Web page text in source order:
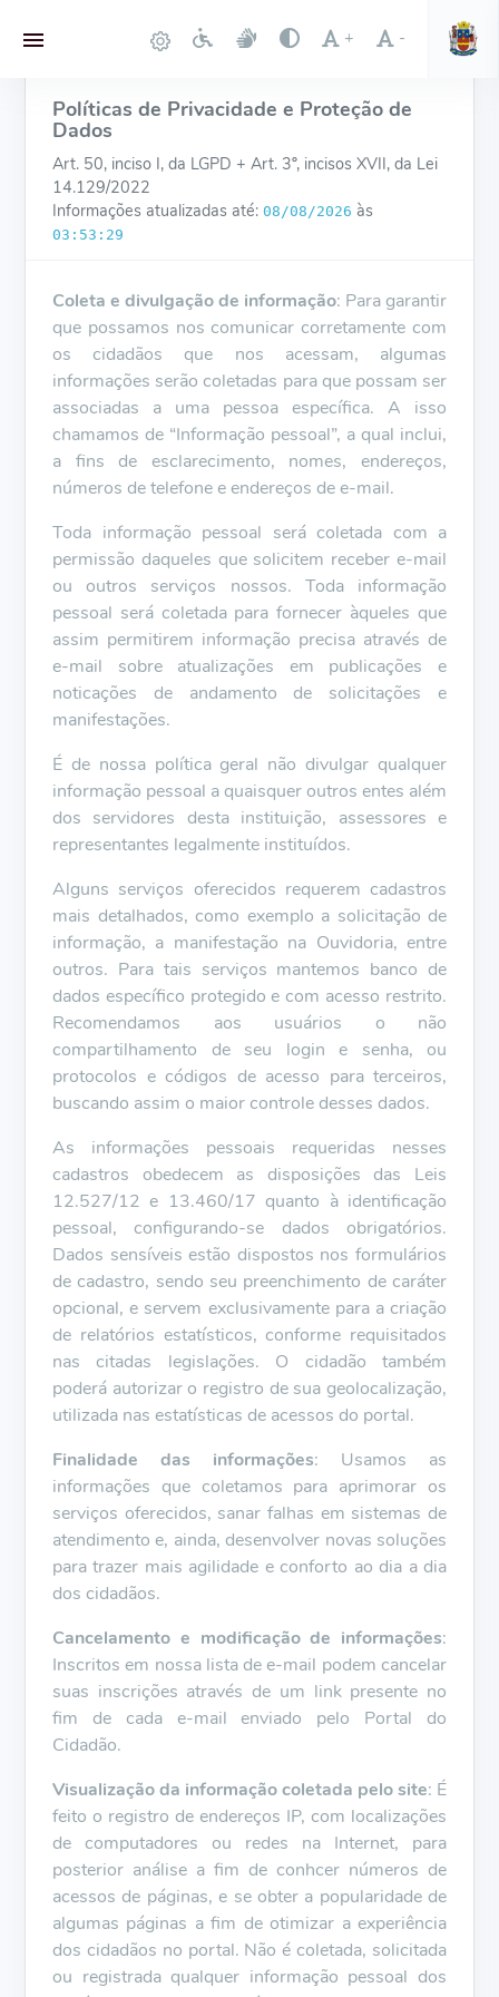
+ -
Políticas de Privacidade e Proteção de
Dados
Art. 50, inciso I, da LGPD + Art. 3º, incisos XVII, da Lei
14.129/2022
Informações atualizadas até: 08/08/2026 às
03:53:29
Coleta e divulgação de informação: Para garantir
que possamos nos comunicar corretamente com
os cidadãos que nos acessam, algumas
informações serão coletadas para que possam ser
associadas a uma pessoa específica. A isso
chamamos de “Informação pessoal”, a qual inclui,
a fins de esclarecimento, nomes, endereços,
números de telefone e endereços de e-mail.
Toda informação pessoal será coletada com a
permissão daqueles que solicitem receber e-mail
ou outros serviços nossos. Toda informação
pessoal será coletada para fornecer àqueles que
assim permitirem informação precisa através de
e-mail sobre atualizações em publicações e
noticações de andamento de solicitações e
manifestações.
É de nossa política geral não divulgar qualquer
informação pessoal a quaisquer outros entes além
dos servidores desta instituição, assessores e
representantes legalmente instituídos.
Alguns serviços oferecidos requerem cadastros
mais detalhados, como exemplo a solicitação de
informação, a manifestação na Ouvidoria, entre
outros. Para tais serviços mantemos banco de
dados específico protegido e com acesso restrito.
Recomendamos aos usuários o não
compartilhamento de seu login e senha, ou
protocolos e códigos de acesso para terceiros,
buscando assim o maior controle desses dados.
As informações pessoais requeridas nesses
cadastros obedecem as disposições das Leis
12.527/12 e 13.460/17 quanto à identificação
pessoal, configurando-se dados obrigatórios.
Dados sensíveis estão dispostos nos formulários
de cadastro, sendo seu preenchimento de caráter
opcional, e servem exclusivamente para a criação
de relatórios estatísticos, conforme requisitados
nas citadas legislações. O cidadão também
poderá autorizar o registro de sua geolocalização,
utilizada nas estatísticas de acessos do portal.
Finalidade das informações: Usamos as
informações que coletamos para aprimorar os
serviços oferecidos, sanar falhas em sistemas de
atendimento e, ainda, desenvolver novas soluções
para trazer mais agilidade e conforto ao dia a dia
dos cidadãos.
Cancelamento e modificação de informações:
Inscritos em nossa lista de e-mail podem cancelar
suas inscrições através de um link presente no
fim de cada e-mail enviado pelo Portal do
Cidadão.
Visualização da informação coletada pelo site: É
feito o registro de endereços IP, com localizações
de computadores ou redes na Internet, para
posterior análise a fim de conhcer números de
acessos de páginas, e se obter a popularidade de
algumas páginas a fim de otimizar a experiência
dos cidadãos no portal. Não é coletada, solicitada
ou registrada qualquer informação pessoal dos